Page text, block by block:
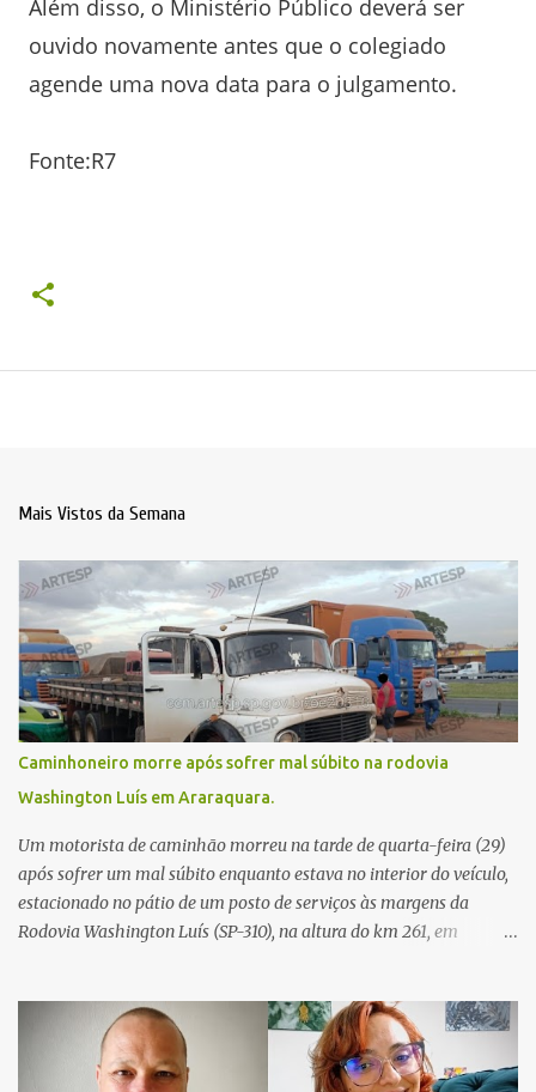
Além disso, o Ministério Público deverá ser
ouvido novamente antes que o colegiado
agende uma nova data para o julgamento.
Fonte:R7
Mais Vistos da Semana
Caminhoneiro morre após sofrer mal súbito na rodovia
Washington Luís em Araraquara.
Um motorista de caminhão morreu na tarde de quarta-feira (29)
após sofrer um mal súbito enquanto estava no interior do veículo,
estacionado no pátio de um posto de serviços às margens da
Rodovia Washington Luís (SP-310), na altura do km 261, em
relatos de que havia um condutor inconsciente dentro de um
caminhão. Equipes de resgate foram rapidamente deslocadas ao
local e encontraram a vítima em parada cardiorrespiratória. Os